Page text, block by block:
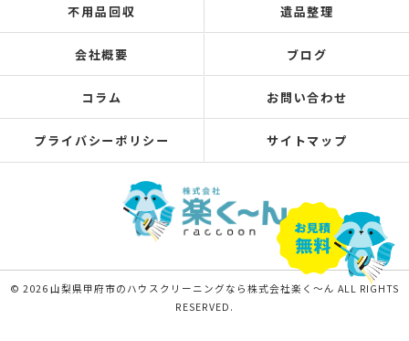
不用品回収 遺品整理
会社概要 ブログ
コラム お問い合わせ
プライバシーポリシー サイトマップ
© 2026 山梨県甲府市のハウスクリーニングなら株式会社楽く～ん ALL RIGHTS
RESERVED.